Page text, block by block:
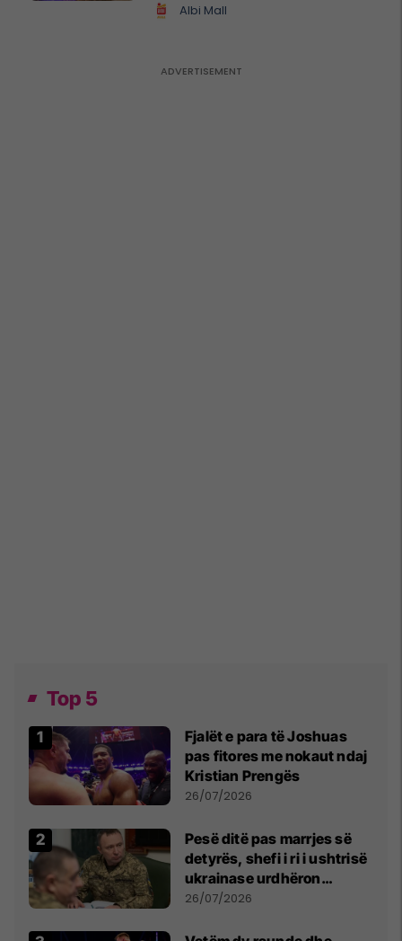
Albi Mall
Top 5
Fjalët e para të Joshuas
pas fitores me nokaut ndaj
Kristian Prengës
26/07/2026
Pesë ditë pas marrjes së
detyrës, shefi i ri i ushtrisë
ukrainase urdhëron
kontroll të madh
26/07/2026